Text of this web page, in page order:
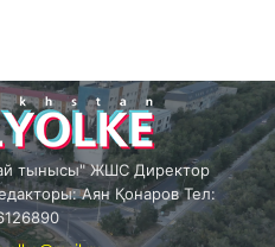
тынысы" ЖШС Директор
Аян Қонаров Тел: